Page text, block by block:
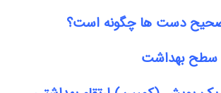
دست ها چگونه است؟
سطح بهداشت